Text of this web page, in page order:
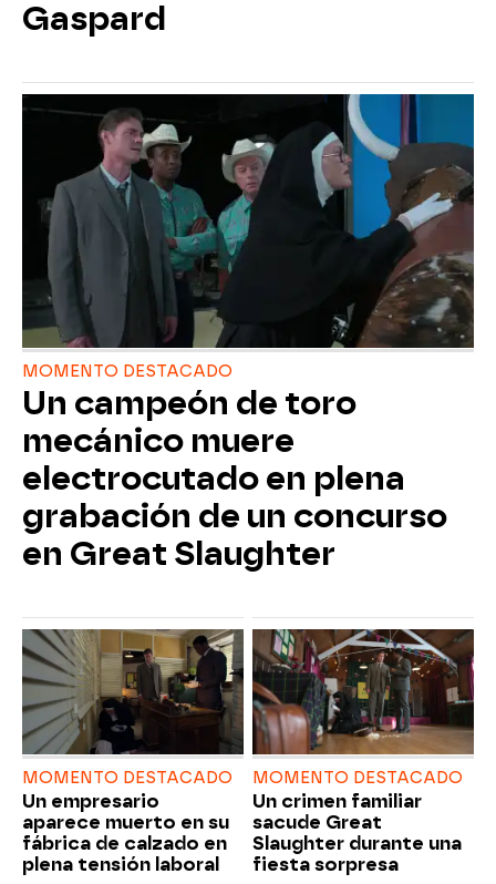
Gaspard
MOMENTO DESTACADO
Un campeón de toro
mecánico muere
electrocutado en plena
grabación de un concurso
en Great Slaughter
MOMENTO DESTACADO
Un empresario
aparece muerto en su
fábrica de calzado en
plena tensión laboral
MOMENTO DESTACADO
Un crimen familiar
sacude Great
Slaughter durante una
fiesta sorpresa